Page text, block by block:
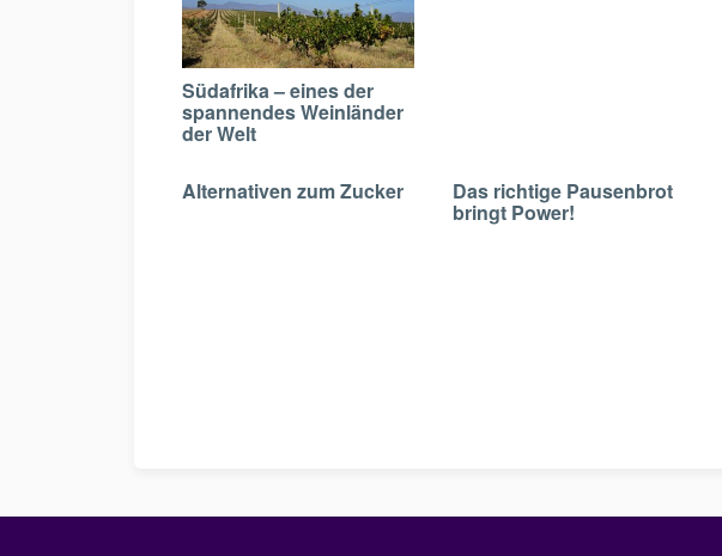
Südafrika – eines der
spannendes Weinländer
der Welt
Alternativen zum Zucker Das richtige Pausenbrot
bringt Power!